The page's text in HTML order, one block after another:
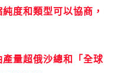
度和類型可以協商，
量超俄沙總和「全球